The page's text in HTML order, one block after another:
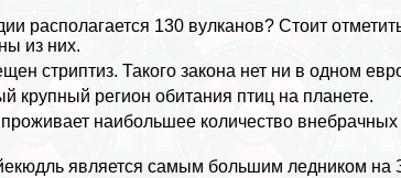
располагается 130 вулканов? Стоит
из них.
cтpиптиз. Такого закона нет ни в одном
крупный регион обитания птиц на планете.
наибольшее количество
является самым большим ледником на